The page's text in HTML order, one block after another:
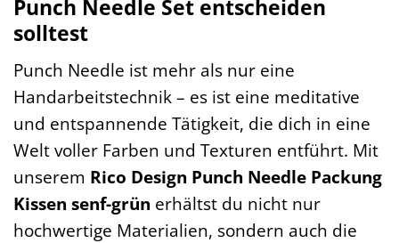
Punch Needle Set entscheiden
solltest
Punch Needle ist mehr als nur eine
Handarbeitstechnik – es ist eine meditative
und entspannende Tätigkeit, die dich in eine
Welt voller Farben und Texturen entführt. Mit
unserem Rico Design Punch Needle Packung
Kissen senf-grün erhältst du nicht nur
hochwertige Materialien, sondern auch die